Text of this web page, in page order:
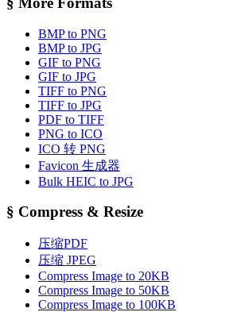
BMP to PNG
BMP to JPG
GIF to PNG
GIF to JPG
TIFF to PNG
TIFF to JPG
PDF to TIFF
PNG to ICO
ICO 转 PNG
Favicon 生成器
Bulk HEIC to JPG
§ Compress & Resize
压缩PDF
压缩 JPEG
Compress Image to 20KB
Compress Image to 50KB
Compress Image to 100KB